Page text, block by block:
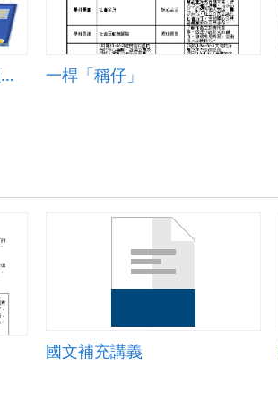
國小-高年級-藝術(音樂)-輕鬆玩變奏-A-混成教學-台北市興華國小-方美霞老師 一桿「稱仔」
國文補充講義